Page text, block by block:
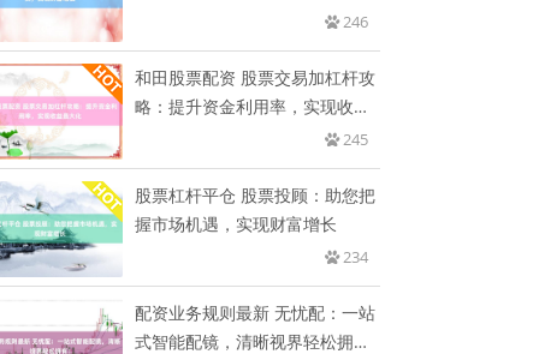
246
和田股票配资 股票交易加杠杆攻
略：提升资金利用率，实现收益
245
股票杠杆平仓 股票投顾：助您把
握市场机遇，实现财富增长
234
配资业务规则最新 无忧配：一站
式智能配镜，清晰视界轻松拥